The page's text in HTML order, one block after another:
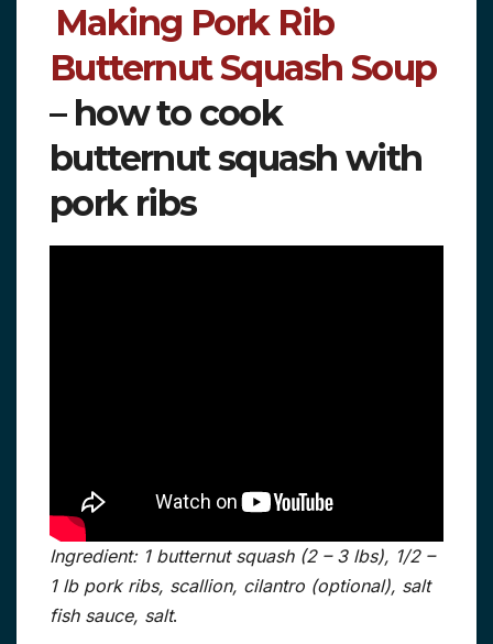
Making Pork Rib
Butternut Squash Soup
– how to cook
butternut squash with
pork ribs
Ingredient: 1 butternut squash (2 – 3 lbs), 1/2 –
1 lb pork ribs, scallion, cilantro (optional), salt
fish sauce, salt.